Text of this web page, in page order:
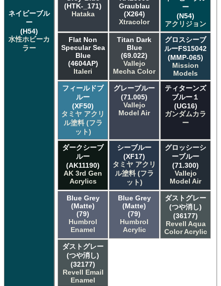
ネイビーブル
ー
(H54)
水性ホビーカ
ラー
(HTK-_171)
Hataka
Graublau
(X264)
Xtracolor
ー
(N54)
アクリジョン
Flat Non
Specular Sea
Blue
(4604AP)
Italeri
Titan Dark
Blue
(69.022)
Vallejo
Mecha Color
グロスシーブ
ルーFS15042
(MMP-065)
Mission
Models
フィールドブ
ルー
(XF50)
タミヤ アクリ
ル塗料 (フラ
ット)
グレーブルー
(71.005)
Vallejo
Model Air
ティターンズ
ブルー１
(UG16)
ガンダムカラ
ー
ダークシーブ
ルー
(AK11190)
AK 3rd Gen
Acrylics
シーブルー
(XF17)
タミヤ アクリ
ル塗料 (フラ
ット)
グロッシーシ
ーブルー
(71.300)
Vallejo
Model Air
Blue Grey
(Matte)
(79)
Humbrol
Enamel
Blue Grey
(Matte)
(79)
Humbrol
Acrylic
ダストグレー
(つや消し)
(36177)
Revell Aqua
Color Acrylic
ダストグレー
(つや消し)
(32177)
Revell Email
Enamel